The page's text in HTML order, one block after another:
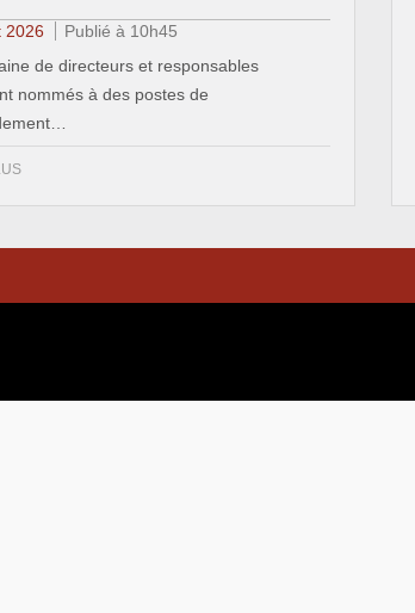
2026
Publié à 10h45
de directeurs et responsables
nommés à des postes de